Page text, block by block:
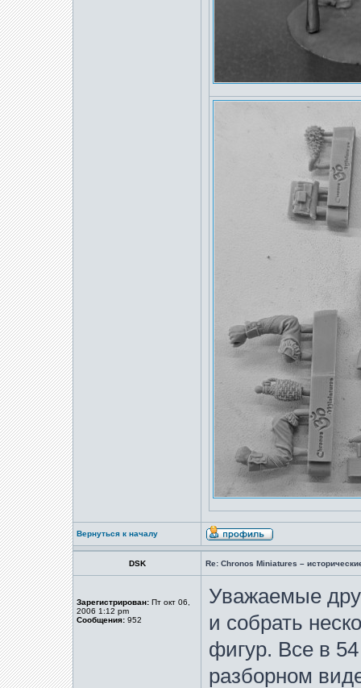
Вернуться к началу
DSK Re: Chronos Miniatures –
Зарегистрирован: Пт окт 06,
2006 1:12 pm
Сообщения: 952
Уважаемые
и собрать
фигур. Все в
разборном